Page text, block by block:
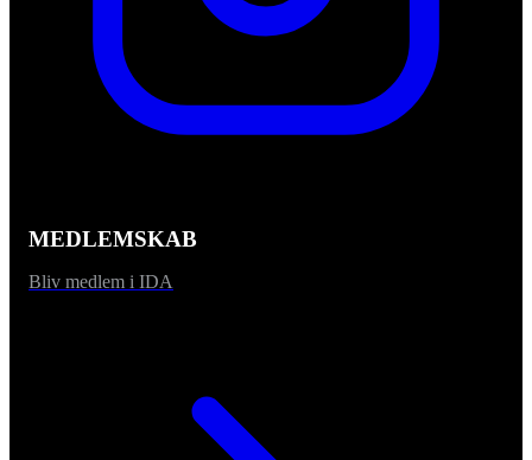
MEDLEMSKAB
Bliv medlem i IDA